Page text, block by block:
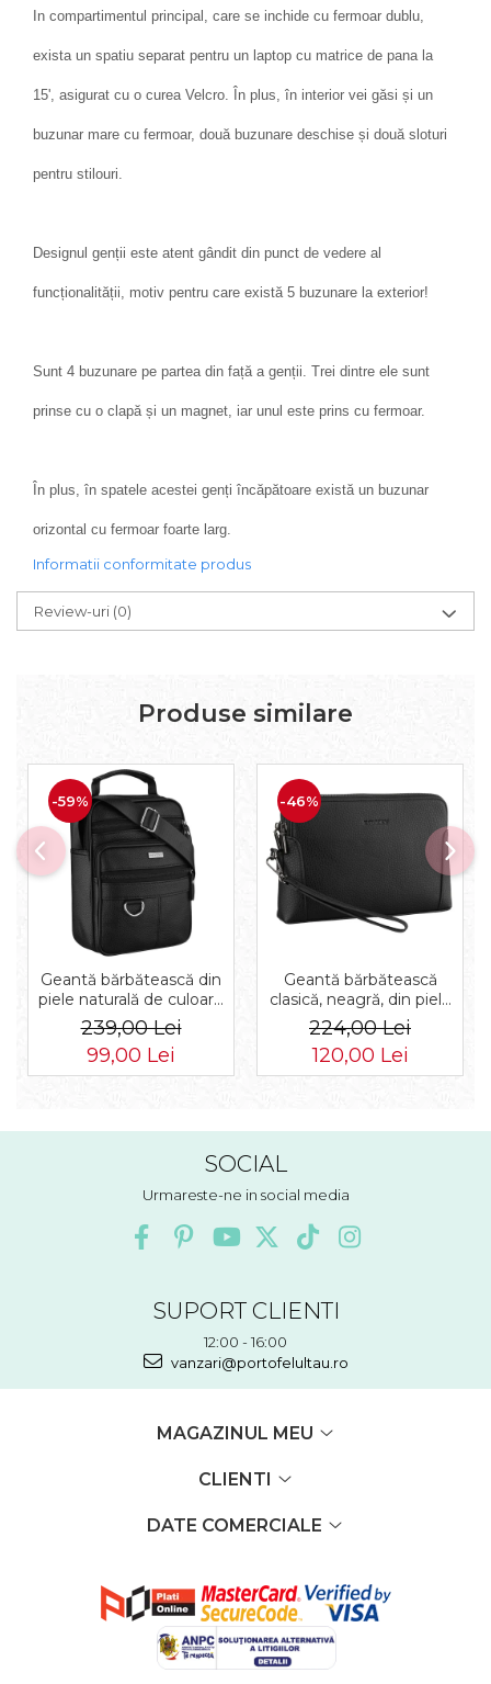
In compartimentul principal, care se inchide cu fermoar dublu,
exista un spatiu separat pentru un laptop cu matrice de pana la
15', asigurat cu o curea Velcro. În plus, în interior vei găsi și un
buzunar mare cu fermoar, două buzunare deschise și două sloturi
pentru stilouri.
Designul genții este atent gândit din punct de vedere al
funcționalității, motiv pentru care există 5 buzunare la exterior!
Sunt 4 buzunare pe partea din față a genții. Trei dintre ele sunt
prinse cu o clapă și un magnet, iar unul este prins cu fermoar.
În plus, în spatele acestei genți încăpătoare există un buzunar
orizontal cu fermoar foarte larg.
Informatii conformitate produs
Review-uri (0)
Produse similare
-59%
Geantă bărbătească din
piele naturală de culoare
neagră - Rovicky PTR-R-
ST7-01-7571-BLACK
239,00 Lei
99,00 Lei
-46%
Geantă bărbătească
clasică, neagră, din piele
ecologică, cu fermoar -
Rovicky PTR-R-SDR-01-
1631 BLACK
224,00 Lei
120,00 Lei
SOCIAL
Urmareste-ne in social media
SUPORT CLIENTI
12:00 - 16:00
vanzari@portofelultau.ro
MAGAZINUL MEU
CLIENTI
DATE COMERCIALE